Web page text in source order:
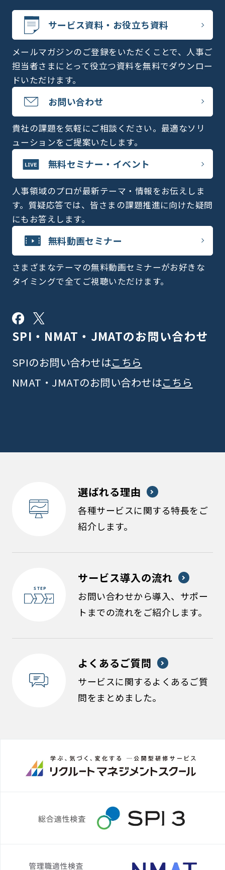
サービス資料・お役立ち資料
メールマガジンのご登録をいただくことで、人事ご
担当者さまにとって役立つ資料を無料でダウンロー
ドいただけます。
お問い合わせ
貴社の課題を気軽にご相談ください。最適なソリ
ューションをご提案いたします。
無料セミナー・イベント
人事領域のプロが最新テーマ・情報をお伝えしま
す。質疑応答では、皆さまの課題推進に向けた疑問
にもお答えします。
無料動画セミナー
さまざまなテーマの無料動画セミナーがお好きな
タイミングで全てご視聴いただけます。
SPI・NMAT・JMATのお問い合わせ
SPIのお問い合わせはこちら
NMAT・JMATのお問い合わせはこちら
選ばれる理由
各種サービスに関する特長をご
紹介します。
サービス導入の流れ
お問い合わせから導入、サポー
トまでの流れをご紹介します。
よくあるご質問
サービスに関するよくあるご質
問をまとめました。